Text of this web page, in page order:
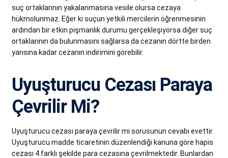
suç ortaklarının yakalanmasına vesile olursa cezaya
hükmolunmaz. Eğer ki suçun yetkili mercilerin öğrenmesinin
ardından bir etkin pişmanlık durumu gerçekleşiyorsa diğer suç
ortaklarının da bulunmasını sağlarsa da cezanın dörtte birden
yarısına kadar cezanın indirimini görebilir.
Uyuşturucu Cezası Paraya
Çevrilir Mi?
Uyuşturucu cezası paraya çevrilir mi sorusunun cevabı evettir.
Uyuşturucu madde ticaretinin düzenlendiği kanuna göre hapis
cezası 4 farklı şekilde para cezasına çevrilmektedir. Bunlardan